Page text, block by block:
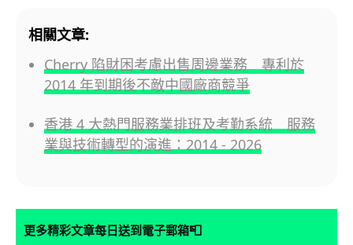
相關文章:
Cherry 陷財困考慮出售周邊業務 專利於
2014 年到期後不敵中國廠商競爭
香港 4 大熱門服務業排班及考勤系統 服務
業與技術轉型的演進：2014 - 2026
更多精彩文章每日送到電子郵箱📮